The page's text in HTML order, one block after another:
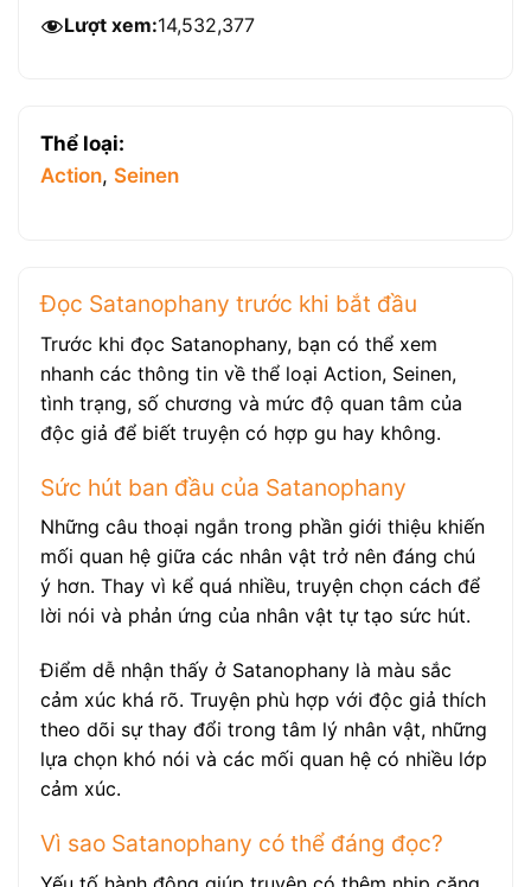
Lượt xem:14,532,377
Thể loại:
Action, Seinen
Đọc Satanophany trước khi bắt đầu
Trước khi đọc Satanophany, bạn có thể xem
nhanh các thông tin về thể loại Action, Seinen,
tình trạng, số chương và mức độ quan tâm của
độc giả để biết truyện có hợp gu hay không.
Sức hút ban đầu của Satanophany
Những câu thoại ngắn trong phần giới thiệu khiến
mối quan hệ giữa các nhân vật trở nên đáng chú
ý hơn. Thay vì kể quá nhiều, truyện chọn cách để
lời nói và phản ứng của nhân vật tự tạo sức hút.
Điểm dễ nhận thấy ở Satanophany là màu sắc
cảm xúc khá rõ. Truyện phù hợp với độc giả thích
theo dõi sự thay đổi trong tâm lý nhân vật, những
lựa chọn khó nói và các mối quan hệ có nhiều lớp
cảm xúc.
Vì sao Satanophany có thể đáng đọc?